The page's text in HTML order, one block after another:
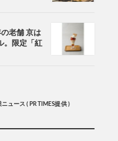
老舗 京は
。限定「紅
ニュース ( PR TIMES提供 )